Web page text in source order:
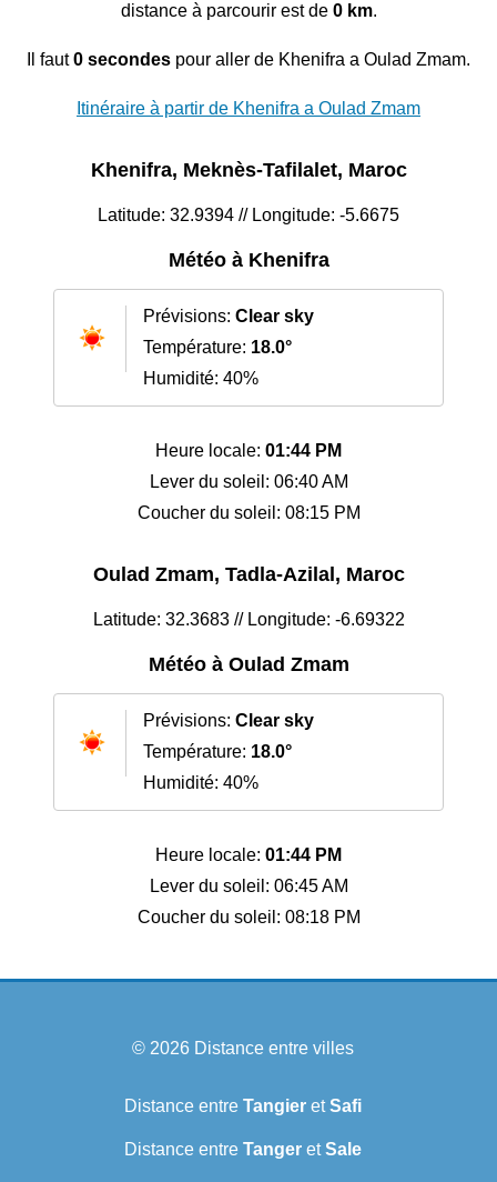
distance à parcourir est de 0 km.
Il faut0 secondes pour aller de Khenifra a Oulad Zmam.
Itinéraire à partir de Khenifra a Oulad Zmam
Khenifra, Meknès-Tafilalet, Maroc
Latitude: 32.9394 // Longitude: -5.6675
Météo à Khenifra
Prévisions: Clear sky
Température: 18.0°
Humidité: 40%
Heure locale: 01:44 PM
Lever du soleil: 06:40 AM
Coucher du soleil: 08:15 PM
Oulad Zmam, Tadla-Azilal, Maroc
Latitude: 32.3683 // Longitude: -6.69322
Météo à Oulad Zmam
Prévisions: Clear sky
Température: 18.0°
Humidité: 40%
Heure locale: 01:44 PM
Lever du soleil: 06:45 AM
Coucher du soleil: 08:18 PM
© 2026 Distance entre villes
Distance entre Tangier etSafi
Distance entre Tanger etSale